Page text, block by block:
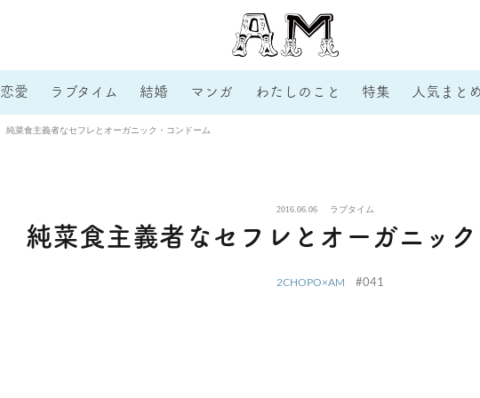
恋愛 ラブタイム 結婚 マンガ わたしのこと 特集 人気まとめ
純菜食主義者なセフレとオーガニック・コンドーム
2016.06.06 ラブタイム
純菜食主義者なセフレとオーガニッ
2CHOPO×AM #041